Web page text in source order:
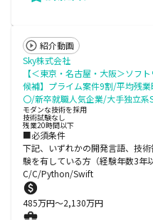
紹介動画
Sky株式会社
【＜東京・名古屋・大阪＞ソフ
候補】プライム案件9割/平均残
〇/新卒就職人気企業/大手独立系
モダンな技術を採用
技術試験なし
残業20時間以下
■必須条件
下記、いずれかの開発言語、技
験を有している方（経験年数3
C/C/Python/Swift
485万円〜2,130万円